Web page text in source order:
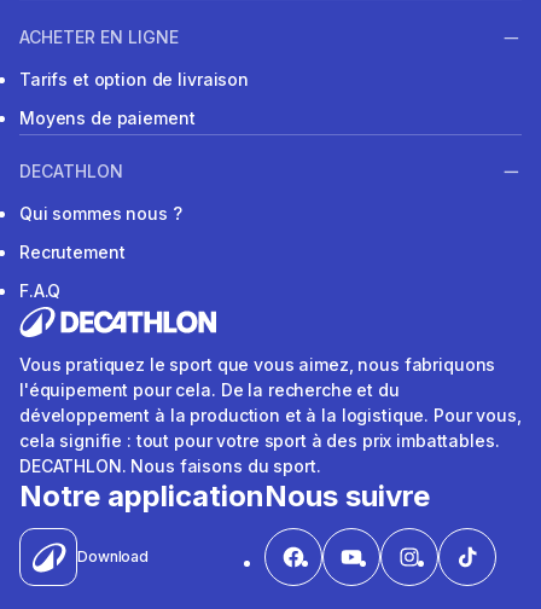
ACHETER EN LIGNE
Tarifs et option de livraison
Moyens de paiement
DECATHLON
Qui sommes nous ?
Recrutement
F.A.Q
Vous pratiquez le sport que vous aimez, nous fabriquons
l'équipement pour cela. De la recherche et du
développement à la production et à la logistique. Pour vous,
cela signifie : tout pour votre sport à des prix imbattables.
DECATHLON. Nous faisons du sport.
Notre application
Download
Nous suivre